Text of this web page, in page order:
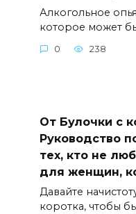
Алкогольное
которое может
0 238
От Булочки с
Руководство
тех, кто не
для женщин,
Давайте
коротка, чтобы